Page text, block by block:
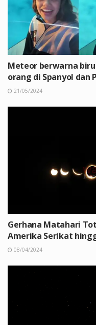
Meteor berwarna
orang di Spanyol dan
21/05/2024
Gerhana Matahari
Amerika Serikat
08/04/2024